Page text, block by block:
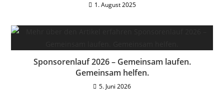
1. August 2025
Sponsorenlauf 2026 – Gemeinsam laufen.
Gemeinsam helfen.
5. Juni 2026